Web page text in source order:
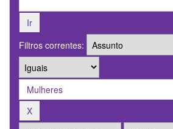
Filtros correntes: